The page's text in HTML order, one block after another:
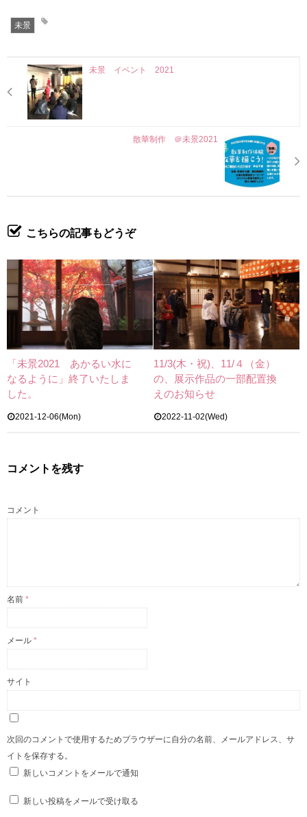
未景
未景 イベント 2021
散華制作 ＠未景2021
こちらの記事もどうぞ
「未景2021 あかるい水に
なるように」終了いたしま
した。
2021-12-06(Mon)
11/3(木・祝)、11/４（金）
の、展示作品の一部配置換
えのお知らせ
2022-11-02(Wed)
コメントを残す
コメント
名前 *
メール *
サイト
次回のコメントで使用するためブラウザーに自分の名前、メールアドレス、サ
イトを保存する。
新しいコメントをメールで通知
新しい投稿をメールで受け取る